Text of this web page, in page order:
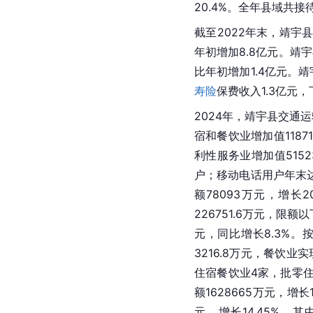
20.4%。全年县域共接
截至2022年末，靖宇
年初增加8.8亿元。靖
比年初增加1.4亿元。
寿险保费收入1.3亿元
2024年，靖宇县交通
宿和餐饮业增加值
利性服务业增加值
户；移动电话用户年末
额78093万元，增长
226751.6万元，限额
元，同比增长8.3%。
3216.8万元，餐饮业
住宿餐饮业4家，批零
额1628665万元，增长